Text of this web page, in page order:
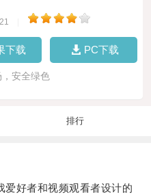
下载 PC下载
安全绿色
排行
好者和视频观看者设计的